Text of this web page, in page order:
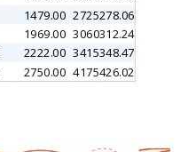
1479.00 2725278.06
1969.00 3060312.24
2222.00 3415348.47
2750.00 4175426.02